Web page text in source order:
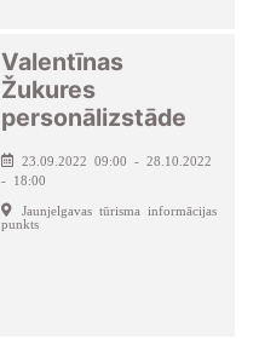
Valentīnas
Žukures
personālizstāde
23.09.2022 09:00 - 28.10.2022
- 18:00
Jaunjelgavas tūrisma informācijas
punkts